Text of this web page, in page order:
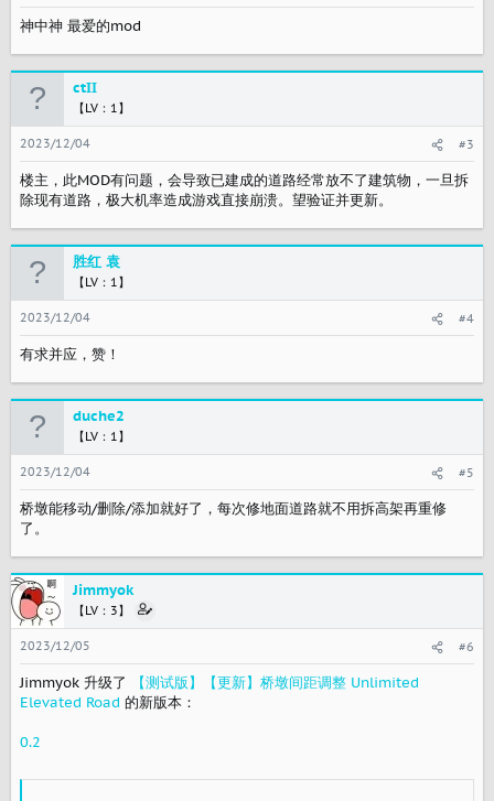
安装​
神中神 最爱的mod
ctII
【LV：1】
2023/12/04 #3
楼主，此MOD有问题，会导致已建成的道路经常放不了建筑物，一旦拆
除现有道路，极大机率造成游戏直接崩溃。望验证并更新。
胜红 袁
【LV：1】
2023/12/04 #4
有求并应，赞！
duche2
【LV：1】
2023/12/04 #5
桥墩能移动/删除/添加就好了，每次修地面道路就不用拆高架再重修
了。
Jimmyok
【LV：3】
2023/12/05 #6
Jimmyok 升级了
【测试版】【更新】桥墩间距调整 Unlimited
Elevated Road 的新版本：
0.2